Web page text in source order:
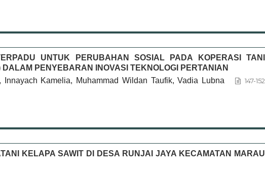
UNTUK PERUBAHAN SOSIAL PADA KOPERASI TANI
PENYEBARAN INOVASI TEKNOLOGI PERTANIAN
Kamelia, Muhammad Wildan Taufik, Vadia Lubna
147-152
KELAPA SAWIT DI DESA RUNJAI JAYA KECAMATAN MARAU